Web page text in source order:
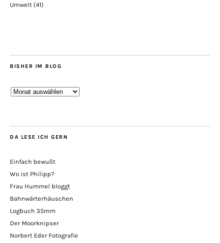
Umwelt (41)
BISHER IM BLOG
Bisher
DA LESE ICH GERN
Einfach bewußt
Wo ist Philipp?
Frau Hummel bloggt
Bahnwärterhäuschen
Logbuch 35mm
Der Moorknipser
Norbert Eder Fotografie